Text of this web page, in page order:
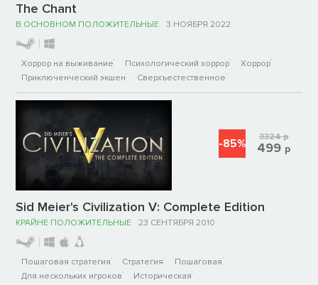
The Chant
В ОСНОВНОМ ПОЛОЖИТЕЛЬНЫЕ 3 НОЯБРЯ 2022
Хоррор на выживание Психологический хоррор
Хоррор
Приключенческий экшен
Сверхъестественное
Sid Meier's Civilization V: Complete Edition
КРАЙНЕ ПОЛОЖИТЕЛЬНЫЕ 23 СЕНТЯБРЯ 2010
Пошаговая стратегия Стратегия
Пошаговая
Для нескольких игроков
Историческая
-85% 3324р
499 р